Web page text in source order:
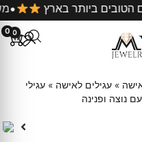
הטובים ביותר בארץ
0 0
» עגילים לאישה » עגילי
נוצה ופנינה